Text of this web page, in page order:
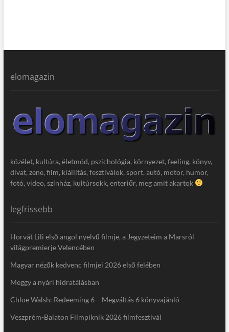
elomagazin
közélet, kultúra, életmód, pszichológia, környezet, feeling, könyv,
divat, zene, film, kiállítás, fesztiválok, sport, autó, motor, humor,
fotó, video, színház, kultúrsokk, enteriőr, meg amit akartok
legfrissebb
Horvát Lili első angol nyelvű filmje, a Jegyzeteim a Marsról
világpremierje Velencében
Magyar nézők kedvenc filmjei 2026 első felében
Meggy a nyári hidratálásban
Chloe Walsh: Redeeming 6 – Megváltás 6 könyvajánló
Veszprém-Balaton Filmpiknik 2026 filmfesztivál